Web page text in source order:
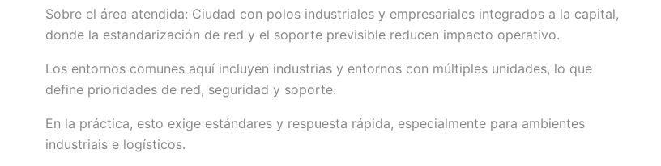
Sobre el área atendida: Ciudad con polos industriales y empresariales integrados a la capital,
donde la estandarización de red y el soporte previsible reducen impacto operativo.
Los entornos comunes aquí incluyen industrias y entornos con múltiples unidades, lo que
define prioridades de red, seguridad y soporte.
En la práctica, esto exige estándares y respuesta rápida, especialmente para ambientes
industriais e logísticos.